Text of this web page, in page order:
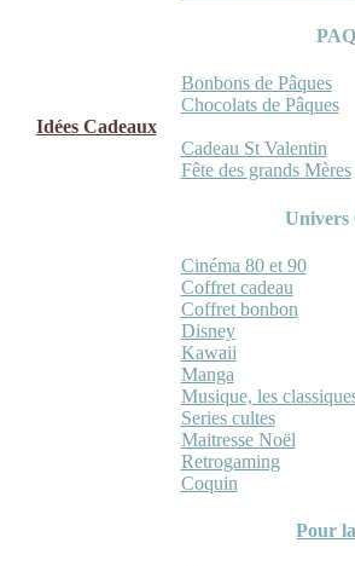
Bonbons de Pâques
Chocolats de Pâques
Idées Cadeaux
Cadeau St Valentin
Fête des grands Mères
Univers
Cinéma 80 et 90
Coffret cadeau
Coffret bonbon
Disney
Kawaii
Manga
Musique, les
Series cultes
Maitresse Noël
Retrogaming
Coquin
Pour